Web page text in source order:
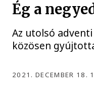
Ég a
Az utolsó
közösen
2021. DECEMBER 18.